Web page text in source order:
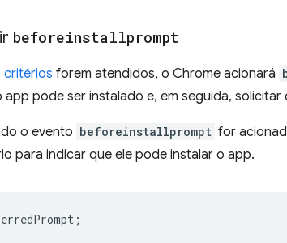
beforeinstallprompt
critérios forem atendidos, o Chrome acionará
app pode ser instalado e, em seguida, solicitar
o evento beforeinstallprompt for
para indicar que ele pode instalar o app.
;